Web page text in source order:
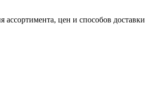
цен и способов доставки